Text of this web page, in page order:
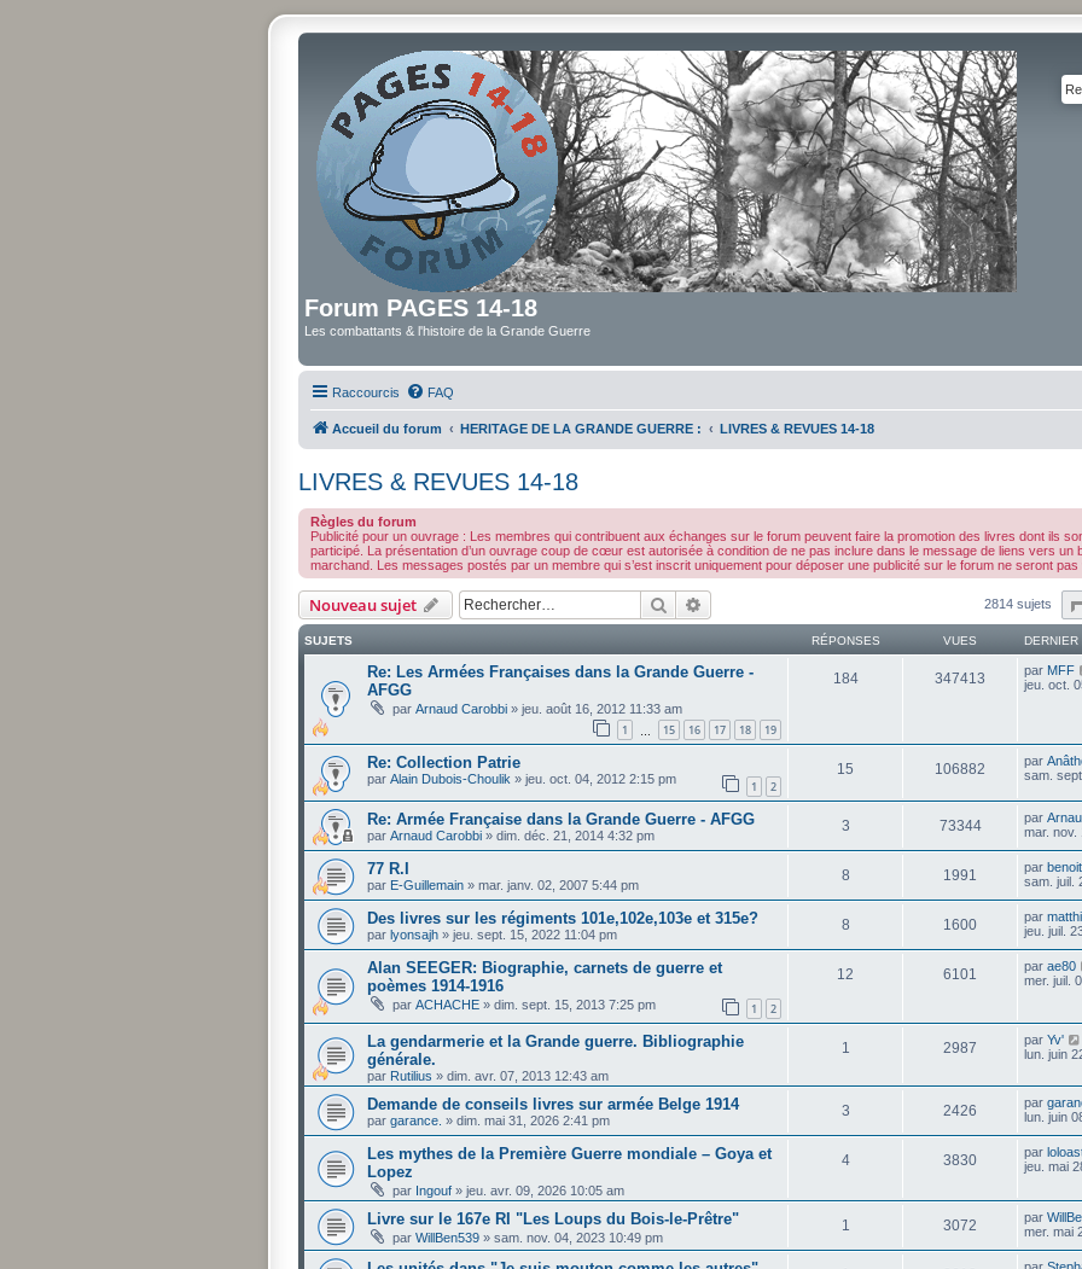
Forum PAGES 14-18
Les combattants & l'histoire de la Grande Guerre
Raccourcis FAQ
Accueil du forum HERITAGE DE LA GRANDE GUERRE : LIVRES & REVUES 14-18
LIVRES & REVUES 14-18
Règles du forum
Publicité pour un ouvrage : Les membres qui contribuent aux échanges sur le forum peuvent faire la promotion des livres dont ils
participé. La présentation d’un ouvrage coup de cœur est autorisée à condition de ne pas inclure dans le message de liens vers un
marchand. Les messages postés par un membre qui s’est inscrit uniquement pour déposer une publicité sur le forum ne seront pas
Nouveau sujet Rechercher 2814 sujets
SUJETS RÉPONSES VUES
Re: Les Armées Françaises dans la Grande Guerre -
AFGG
par Arnaud Carobbi » jeu. août 16, 2012 11:33 am
1 15 16 17 18 19
184 347413 par MFF
jeu. oct.
Re: Collection Patrie
par Alain Dubois-Choulik » jeu. oct. 04, 2012 2:15 pm 1 2
15 106882 par
sam.
Re: Armée Française dans la Grande Guerre - AFGG
par Arnaud Carobbi » dim. déc. 21, 2014 4:32 pm
3 73344 par
mar. nov.
77 R.I
par E-Guillemain » mar. janv. 02, 2007 5:44 pm
8 1991 par
sam. juil.
Des livres sur les régiments 101e,102e,103e et 315e?
par lyonsajh » jeu. sept. 15, 2022 11:04 pm
8 1600 par
jeu. juil.
Alan SEEGER: Biographie, carnets de guerre et
poèmes 1914-1916
par ACHACHE » dim. sept. 15, 2013 7:25 pm 1 2
12 6101 par ae80
mer. juil.
La gendarmerie et la Grande guerre. Bibliographie
générale.
par Rutilius » dim. avr. 07, 2013 12:43 am
1 2987 par Yv'
lun. juin
Demande de conseils livres sur armée Belge 1914
par garance. » dim. mai 31, 2026 2:41 pm
3 2426 par
lun. juin
Les mythes de la Première Guerre mondiale – Goya et
Lopez
par Ingouf » jeu. avr. 09, 2026 10:05 am
4 3830 par
jeu. mai
Livre sur le 167e RI "Les Loups du Bois-le-Prêtre"
par WillBen539 » sam. nov. 04, 2023 10:49 pm
1 3072 par
mer. mai